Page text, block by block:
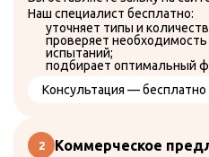
О компании
Поверка шумомера
Поверка счетчиков воды
Поверка счетчиков
Поверка теплосчетчиков
Поверка газовых
Калибровка СИ
Испытания СИ
Наш специалист бесплатно:
уточняет типы и
проверяет
испытаний;
подбирает оптимальный
Консультация — бесплатно
Коммерческое